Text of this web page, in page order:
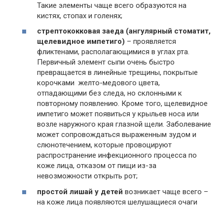
Такие элементы чаще всего образуются на
кистях, стопах и голенях;
стрептококковая заеда (ангулярный стоматит,
щелевидное импетиго) – проявляется
фликтенами, располагающимися в углах рта.
Первичный элемент сыпи очень быстро
превращается в линейные трещины, покрытые
корочками желто-медового цвета,
отпадающими без следа, но склонными к
повторному появлению. Кроме того, щелевидное
импетиго может появиться у крыльев носа или
возле наружного края глазной щели. Заболевание
может сопровождаться выраженным зудом и
слюнотечением, которые провоцируют
распространение инфекционного процесса по
коже лица, отказом от пищи из-за
невозможности открыть рот;
простой лишай у детей возникает чаще всего –
на коже лица появляются шелушащиеся очаги